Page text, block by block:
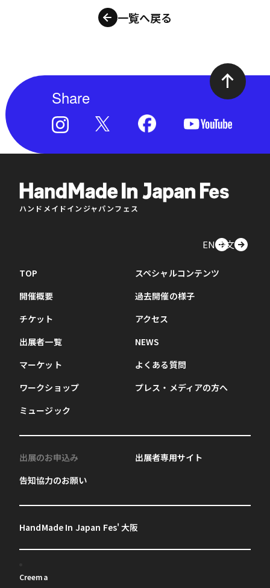
一覧へ戻る
Share
ハンドメイドインジャパンフェス
EN中文
TOP
開催概要
チケット
出展者一覧
マーケット
ワークショップ
ミュージック
スペシャルコンテンツ
過去開催の様子
アクセス
NEWS
よくある質問
プレス・メディアの方へ
出展のお申込み
告知協力のお願い
出展者専用サイト
HandMade In Japan Fes' 大阪
Creema